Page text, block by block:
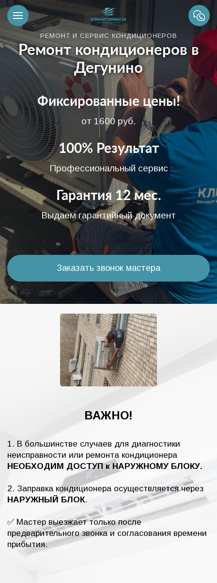
РЕМОНТ И СЕРВИС КОНДИЦИОНЕРОВ
Ремонт кондиционеров в
Дегунино
Фиксированные цены!
от 1600 руб.
100% Результат
Профессиональный сервис
Гарантия 12 мес.
Выдаем гарантийный документ
Заказать звонок мастера
ВАЖНО!
1. В большинстве случаев для диагностики
неисправности или ремонта кондиционера
НЕОБХОДИМ ДОСТУП к НАРУЖНОМУ БЛОКУ.
2. Заправка кондиционера осуществляется через
НАРУЖНЫЙ БЛОК.
✅ Мастер выезжает только после
предварительного звонка и согласования времени
прибытия.